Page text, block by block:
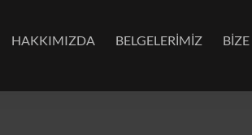
HAKKIMIZDA BELGELERİMİZ